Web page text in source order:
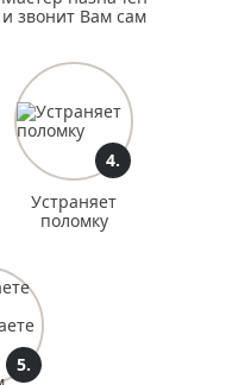
и звонит Вам сам
4.
Устраняет
поломку
5.